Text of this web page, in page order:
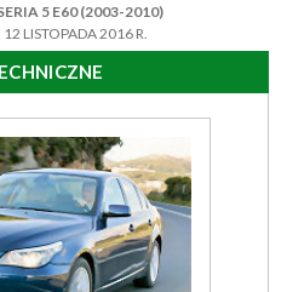
5 E60 (2003-2010)
LISTOPADA 2016 R.